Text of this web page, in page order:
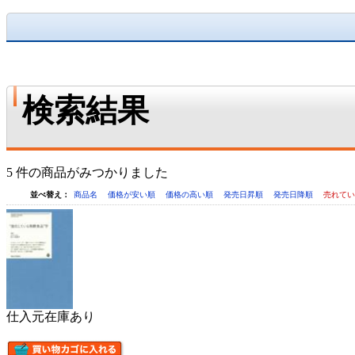
検索結果
5 件の商品がみつかりました
並べ替え： 商品名 価格が安い順 価格の高い順 発売日昇順 発売日降順 売れて
仕入元在庫あり